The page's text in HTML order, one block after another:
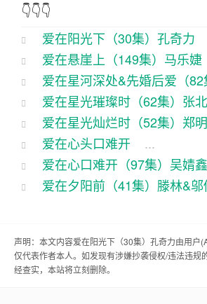
然也得给他捧捧场。
话说这孔奇力，从小就跟着娘在田
个地地道道的农村娃。他那性格，
树一样，直来直去的，从不拐弯抹
剧里演的是他和城里姑娘小丽的一
人从相识到相知，再到相爱，那过
伏。
这孔奇力和小丽第一次见面，那可
叫一个神。小丽呢，也是个俊俏
面，那眼睛就瞪得跟牛蛋一样大。
👇👇👇
爱在阳光下（30集）孔奇力
爱在悬崖上（149集）马乐婕
爱在星河深处&先婚后爱（
爱在星光璀璨时（62集）张
菲
...
爱在星光灿烂时（52集）郑
爱在心头口难开
...
爱在心口难开（97集）吴婧鑫
爱在夕阳前（41集）滕林&邬
声明：本文内容爱在阳光下（30集）孔奇力由用户(
仅代表作者本人。如发现有涉嫌抄袭侵权/违法违规
经查实，本站将立刻删除。